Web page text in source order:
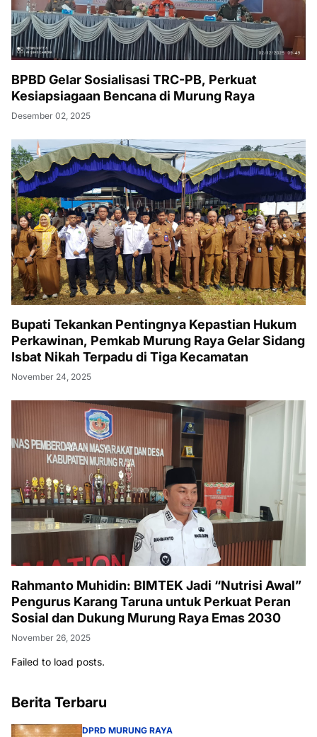
BPBD Gelar Sosialisasi TRC-PB, Perkuat
Kesiapsiagaan Bencana di Murung Raya
Desember 02, 2025
Bupati Tekankan Pentingnya Kepastian Hukum
Perkawinan, Pemkab Murung Raya Gelar Sidang
Isbat Nikah Terpadu di Tiga Kecamatan
November 24, 2025
Rahmanto Muhidin: BIMTEK Jadi “Nutrisi Awal”
Pengurus Karang Taruna untuk Perkuat Peran
Sosial dan Dukung Murung Raya Emas 2030
November 26, 2025
Failed to load posts.
Berita Terbaru
DPRD MURUNG RAYA